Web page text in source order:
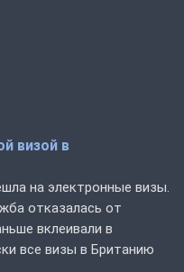
визой в
на электронные визы.
отказалась от
вклеивали в
все визы в Британию